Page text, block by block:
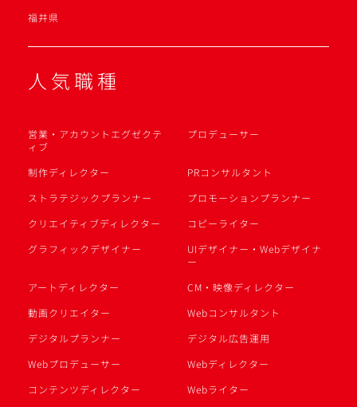
福井県
人気職種
営業・アカウントエグゼクテ
ィブ
プロデューサー
制作ディレクター
PRコンサルタント
ストラテジックプランナー
プロモーションプランナー
クリエイティブディレクター
コピーライター
グラフィックデザイナー
UIデザイナー・Webデザイナ
ー
アートディレクター
CM・映像ディレクター
動画クリエイター
Webコンサルタント
デジタルプランナー
デジタル広告運用
Webプロデューサー
Webディレクター
コンテンツディレクター
Webライター